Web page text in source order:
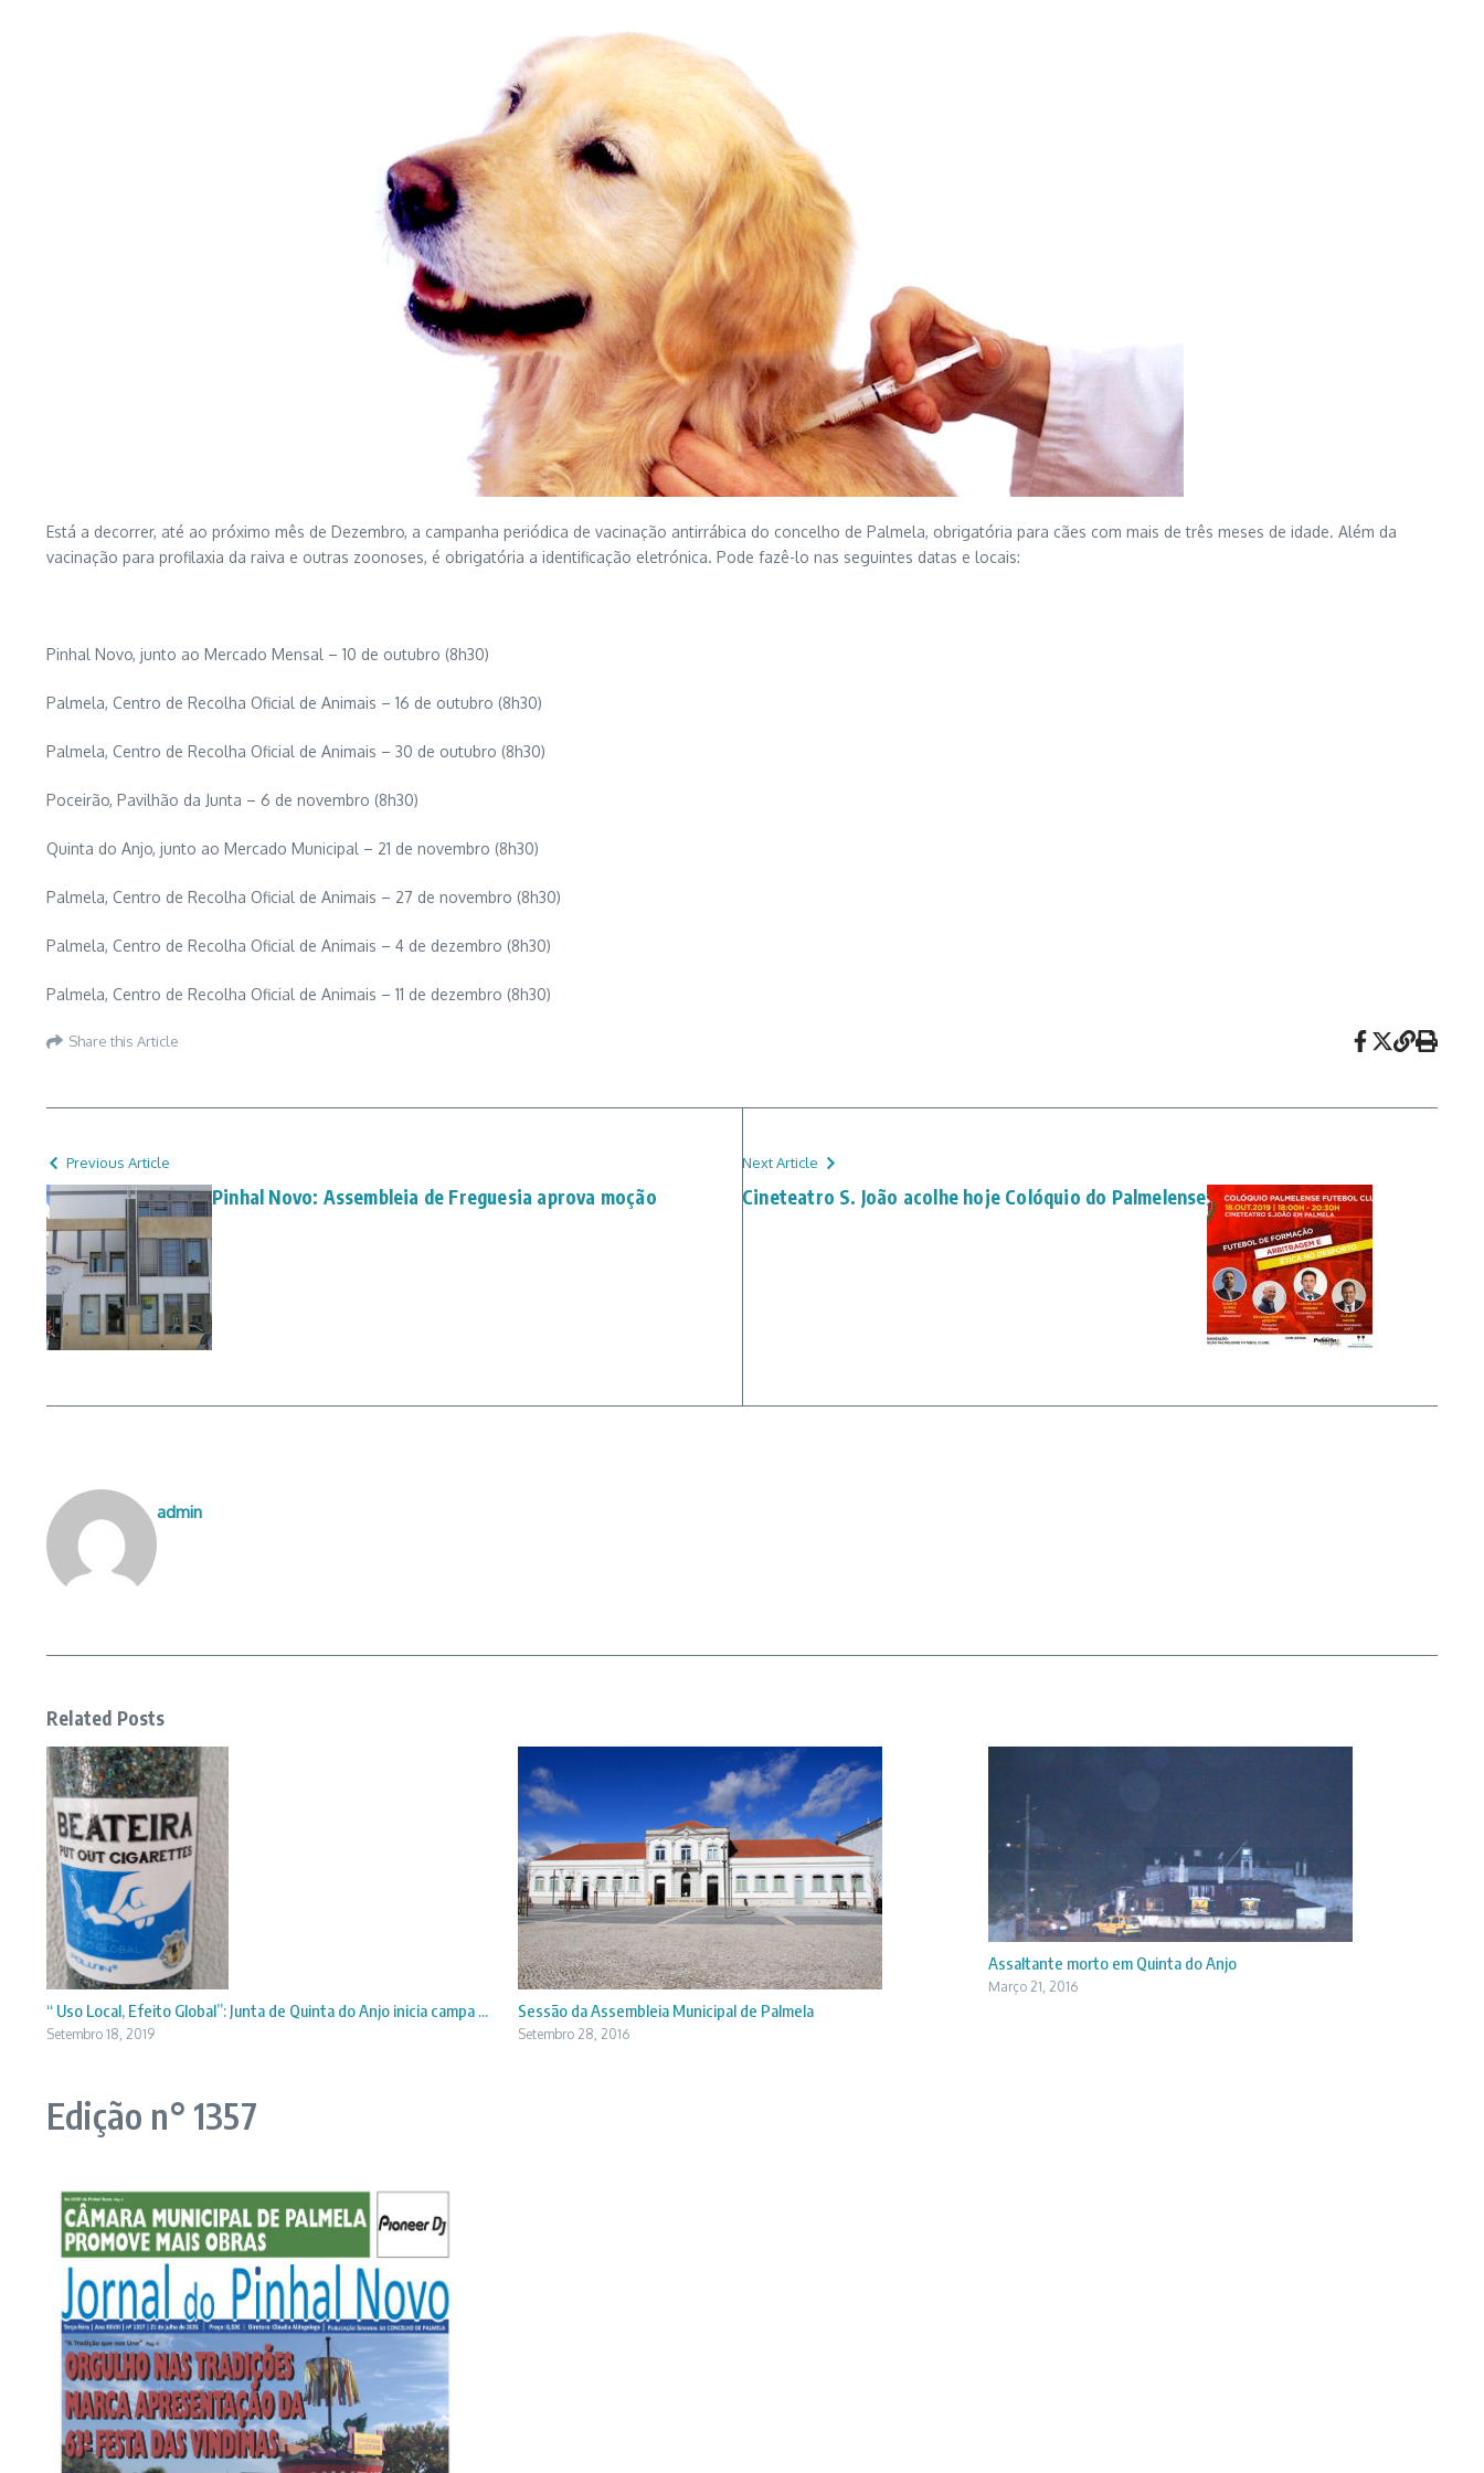
Está a decorrer, até ao próximo mês de Dezembro, a campanha periódica de vacinação antirrábica do concelho de Palmela, obrigatória para cães com mais de três meses de idade. Além da
vacinação para profilaxia da raiva e outras zoonoses, é obrigatória a identificação eletrónica. Pode fazê-lo nas seguintes datas e locais:
Pinhal Novo, junto ao Mercado Mensal – 10 de outubro (8h30)
Palmela, Centro de Recolha Oficial de Animais – 16 de outubro (8h30)
Palmela, Centro de Recolha Oficial de Animais – 30 de outubro (8h30)
Poceirão, Pavilhão da Junta – 6 de novembro (8h30)
Quinta do Anjo, junto ao Mercado Municipal – 21 de novembro (8h30)
Palmela, Centro de Recolha Oficial de Animais – 27 de novembro (8h30)
Palmela, Centro de Recolha Oficial de Animais – 4 de dezembro (8h30)
Palmela, Centro de Recolha Oficial de Animais – 11 de dezembro (8h30)
Share this Article
Previous Article
Pinhal Novo: Assembleia de Freguesia aprova moção
Next Article
Cineteatro S. João acolhe hoje Colóquio do Palmelense
admin
Related Posts
“ Uso Local, Efeito Global”: Junta de Quinta do Anjo inicia campa ...
Setembro 18, 2019
Sessão da Assembleia Municipal de Palmela
Setembro 28, 2016
Assaltante morto em Quinta do Anjo
Março 21, 2016
Edição n° 1357